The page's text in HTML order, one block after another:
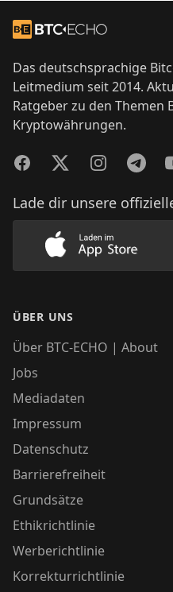
Zur Startseite
Das deutschsprachige
Leitmedium seit 2014.
Ratgeber zu den Themen
Kryptowährungen.
FacebookTwitterInstagram
Lade dir unsere
Lade unsere
ÜBER UNS
Über BTC-ECHO | About
Jobs
Mediadaten
Impressum
Datenschutz
Barrierefreiheit
Grundsätze
Ethikrichtlinie
Werberichtlinie
Korrekturrichtlinie